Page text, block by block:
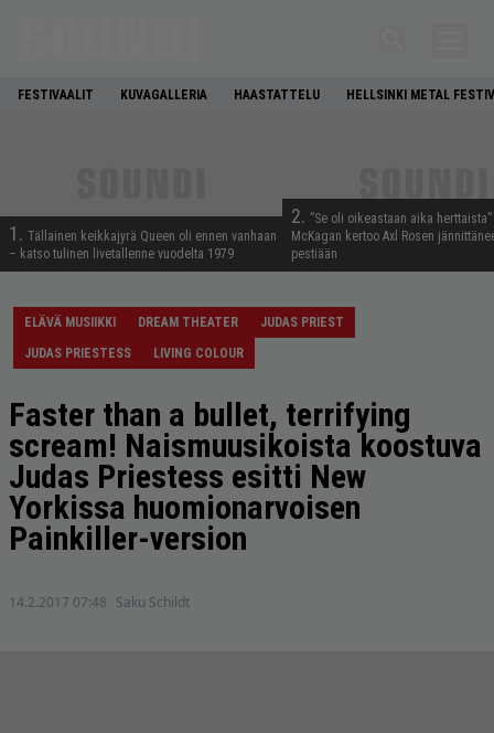
FESTIVAALIT KUVAGALLERIA HAASTATTELU HELLSINKI METAL
1. Tällainen keikkajyrä Queen oli ennen vanhaan
– katso tulinen livetallenne vuodelta 1979
2. ”Se oli oikeastaan aika
McKagan kertoo Axl Rosen
pestiään
ELÄVÄ MUSIIKKI DREAM THEATER
JUDAS PRIEST
JUDAS PRIESTESS
LIVING COLOUR
Faster than a bullet, terrifying
scream! Naismuusikoista koostuva
Judas Priestess esitti New
Yorkissa huomionarvoisen
Painkiller-version
14.2.2017 07:48 Saku Schildt